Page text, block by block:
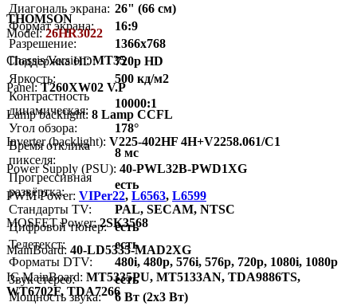
Диагональ экрана: 26" (66 см)
Формат экрана:
16:9
Разрешение:
1366x768
Поддержка HD:
720p HD
Яркость:
500 кд/м2
Контрастность
динамическая:
10000:1
Угол обзора:
178°
Время отклика
пикселя:
8 мс
Прогрессивная
развёртка:
есть
Стандарты TV:
PAL, SECAM, NTSC
Цифровой тюнер: есть
Телетекст:
есть
Форматы DTV:
480i, 480p, 576i, 576p, 720p, 1080i, 1080p
Звук стерео:
есть
Мощность звука:
6 Вт (2х3 Вт)
THOMSON
Model:26HR3022
Chassis/Version:MT35
Panel:T260XW02 V.P
Lamp backlight: 8 Lamp CCFL
Inverter (backlight): V225-402HF 4H+V2258.061/C1
Power Supply (PSU): 40-PWL32B-PWD1XG
PWM Power: VIPer22, L6563, L6599
MOSFET Power:2SK3568
MainBoard: 40-LD5335-MAD2XG
IC MainBoard: MT5335PU, MT5133AN, TDA9886TS,
WT6702F, TDA7266